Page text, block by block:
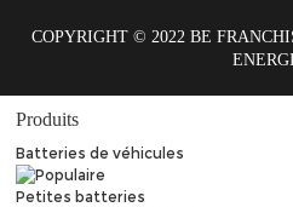
Produits
Batteries de véhicules
Petites batteries
COPYRIGHT © 2022 BE